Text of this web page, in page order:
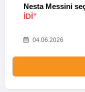
Nesta Messini
IDI”
04.06.2026